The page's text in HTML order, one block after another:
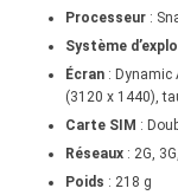
Processeur :
Système
Écran : Dynamic
(3120 x 1440),
Carte SIM :
Réseaux : 2G,
Poids : 218 g